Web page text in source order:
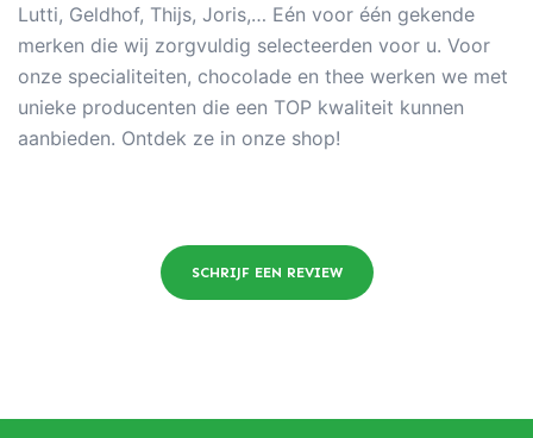
Lutti, Geldhof, Thijs, Joris,… Eén voor één gekende
merken die wij zorgvuldig selecteerden voor u. Voor
onze specialiteiten, chocolade en thee werken we met
unieke producenten die een TOP kwaliteit kunnen
aanbieden. Ontdek ze in onze shop!
SCHRIJF EEN REVIEW